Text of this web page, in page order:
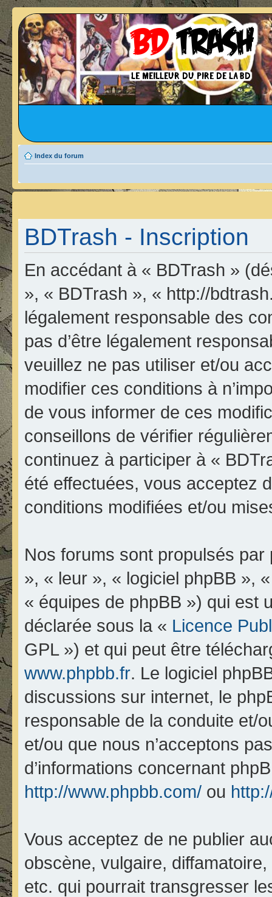
Index du forum
BDTrash - Inscription
En accédant à « BDTrash »
», « BDTrash », « http://
légalement responsable des
pas d’être légalement
veuillez ne pas utiliser et/ou
modifier ces conditions à
de vous informer de ces
conseillons de vérifier
continuez à participer à «
été effectuées, vous acceptez
conditions modifiées et/ou
Nos forums sont propulsés
», « leur », « logiciel phpBB »,
« équipes de phpBB ») qui est
déclarée sous la « Licence
GPL ») et qui peut être
www.phpbb.fr. Le logiciel
discussions sur internet, le
responsable de la conduite et/
et/ou que nous n’acceptons
d’informations concernant
http://www.phpbb.com/ ou
Vous acceptez de ne publier
obscène, vulgaire,
etc. qui pourrait transgresser